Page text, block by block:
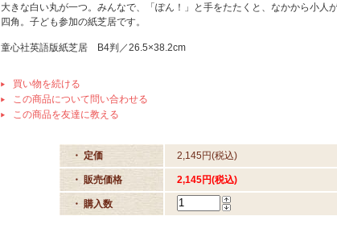
大きな白い丸が一つ。みんなで、「ぽん！」と手をたたくと、なかから小人
四角。子ども参加の紙芝居です。
童心社英語版紙芝居 B4判／26.5×38.2cm
買い物を続ける
この商品について問い合わせる
この商品を友達に教える
・ 定価 2,145円(税込)
・ 販売価格 2,145円(税込)
・ 購入数